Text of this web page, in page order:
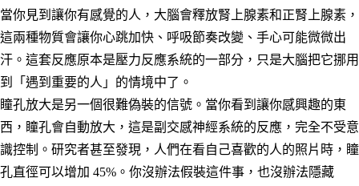
當你見到讓你有感覺的人，大腦會釋放腎上腺素和正腎上腺素，
這兩種物質會讓你心跳加快、呼吸節奏改變、手心可能微微出
汗。這套反應原本是壓力反應系統的一部分，只是大腦把它挪用
到「遇到重要的人」的情境中了。
瞳孔放大是另一個很難偽裝的信號。當你看到讓你感興趣的東
西，瞳孔會自動放大，這是副交感神經系統的反應，完全不受意
識控制。研究者甚至發現，人們在看自己喜歡的人的照片時，瞳
孔直徑可以增加 45%。你沒辦法假裝這件事，也沒辦法隱藏